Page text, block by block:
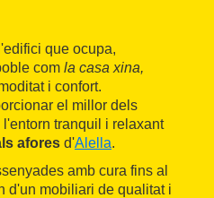
que ocupa,
com la casa xina,
i confort.
el millor dels
tranquil i relaxant
afores d'Alella.
amb cura fins al
d'un mobiliari de qualitat i